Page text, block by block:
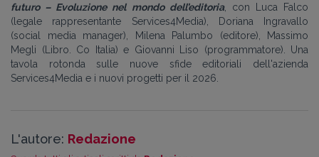
futuro – Evoluzione nel mondo dell’editoria, con Luca Falco
(legale rappresentante Services4Media), Doriana Ingravallo
(social media manager), Milena Palumbo (editore), Massimo
Megli (Libro. Co Italia) e Giovanni Liso (programmatore). Una
tavola rotonda sulle nuove sfide editoriali dell'azienda
Services4Media e i nuovi progetti per il 2026.
L'autore: Redazione